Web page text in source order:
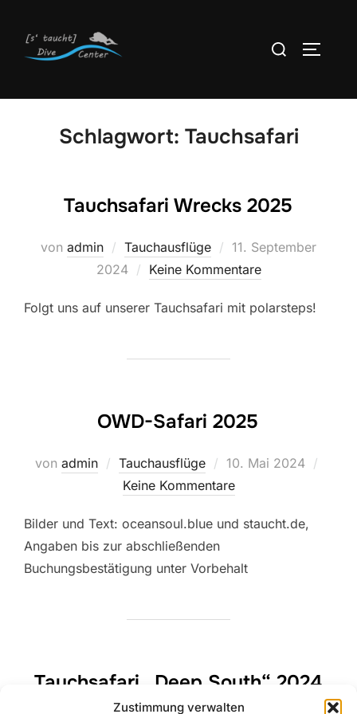
Zustimmung verwalten
Inhalt
springen
Suchen
Schlagwort: Tauchsafari
Tauchsafari Wrecks 2025
von admin Tauchausflüge
Veröffentlicht
am
11. September
2024
Keine Kommentare
Folgt uns auf unserer Tauchsafari mit polarsteps!
OWD-Safari 2025
von admin Tauchausflüge
Veröffentlicht
am
10. Mai 2024
Keine Kommentare
Bilder und Text: oceansoul.blue und staucht.de,
Angaben bis zur abschließenden
Buchungsbestätigung unter Vorbehalt
Tauchsafari „Deep South“ 2024